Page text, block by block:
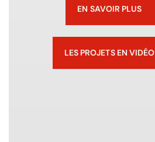
EN SAVOIR PLUS
LES PROJETS EN VIDÉO